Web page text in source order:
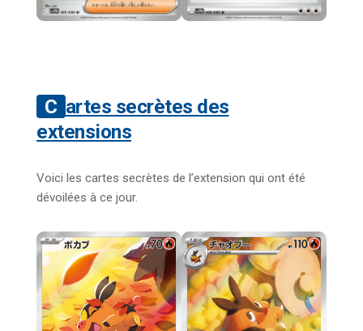
Cartes secrètes des
extensions
Voici les cartes secrètes de l’extension qui ont été
dévoilées à ce jour.